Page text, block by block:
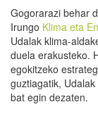
Gogorarazi behar
Irungo Klima eta
Udalak klima-
duela erakusteko.
egokitzeko
guztiagatik,
bat egin dezaten.